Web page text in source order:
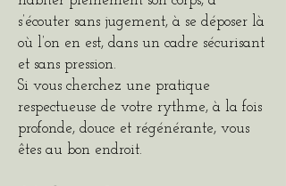
s’écouter sans jugement, à se déposer là
où l’on en est, dans un cadre sécurisant
et sans pression.
Si vous cherchez une pratique
respectueuse de votre rythme, à la fois
profonde, douce et régénérante, vous
êtes au bon endroit.